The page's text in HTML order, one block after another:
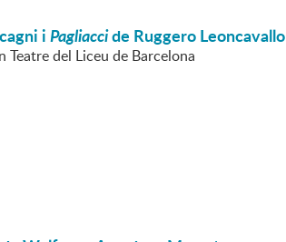
iPagliaccide Ruggero Leoncavallo
Teatre del Liceu de Barcelona